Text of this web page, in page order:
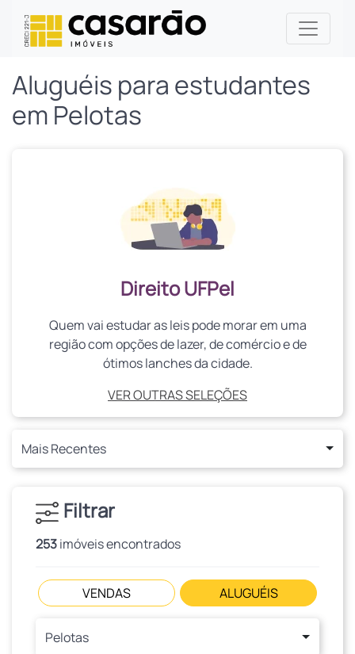
Aluguéis para estudantes
em Pelotas
Direito UFPel
Quem vai estudar as leis pode morar em uma
região com opções de lazer, de comércio e de
ótimos lanches da cidade.
VER OUTRAS SELEÇÕES
Mais Recentes
Filtrar
253imóveis encontrados
VENDAS ALUGUÉIS
Pelotas